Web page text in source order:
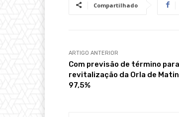
Compartilhado
ARTIGO ANTERIOR
Com previsão de término
revitalização da Orla de
97,5%